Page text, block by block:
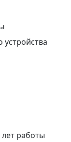
устройства
работы